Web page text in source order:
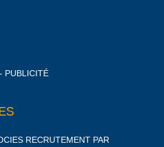
PUBLICITÉ
RECRUTEMENT PAR